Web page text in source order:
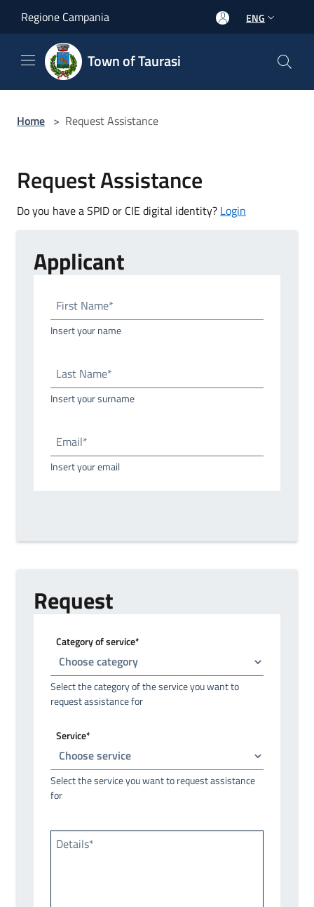
Regione Campania ENG
Town of Taurasi
Home > Request Assistance
Request Assistance
Do you have a SPID or CIE digital identity? Login
Applicant
First Name*
Insert your name
Last Name*
Insert your surname
Email*
Insert your email
Request
Category of service*
Select the category of the service you want to
request assistance for
Service*
Select the service you want to request assistance
for
Details*